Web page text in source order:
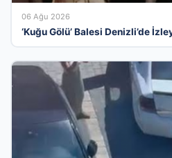
06 Ağu 2026
‘Kuğu Gölü’ Balesi Denizli’de